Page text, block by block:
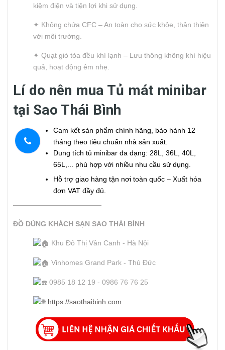
kiệm điện và tiện lợi khi sử dụng.
✦ Không chứa CFC – An toàn cho sức khỏe, thân thiện
với môi trường.
✦ Quạt gió tỏa đều khí lạnh – Lưu thông không khí hiệu
quả, hoạt động êm nhẹ.
Lí do nên mua Tủ mát minibar
tại Sao Thái Bình
Cam kết sản phẩm chính hãng, bảo hành 12
tháng theo tiêu chuẩn nhà sản xuất.
Dung tích tủ minibar đa dạng: 28L, 36L, 40L,
65L,... phù hợp với nhiều nhu cầu sử dụng.
Hỗ trợ giao hàng tận nơi toàn quốc – Xuất hóa
đơn VAT đầy đủ.
———————–—————
ĐỒ DÙNG KHÁCH SẠN SAO THÁI BÌNH
Khu Đô Thị Vân Canh - Hà Nội
Vinhomes Grand Park - Thủ Đức
0985 18 12 19 - 0986 76 76 25
https://saothaibinh.com